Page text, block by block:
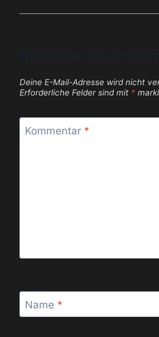
Deine E-Mail-Adresse wird nicht
Erforderliche Felder sind mit *
Kommentar *
Name *